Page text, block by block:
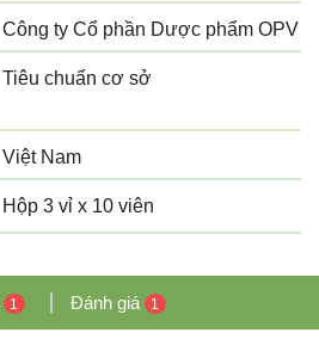
Công ty Cổ phần Dược phẩm OPV
Tiêu chuẩn cơ sở
Việt Nam
Hộp 3 vỉ x 10 viên
1 Đánh giá 1